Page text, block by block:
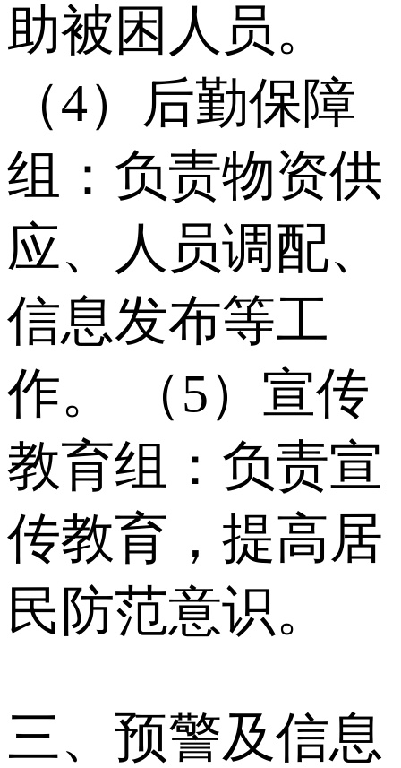
助被困人员。
（4）后勤保障
组：负责物资供
应、人员调配、
信息发布等工
作。 （5）宣传
教育组：负责宣
传教育，提高居
民防范意识。
三、预警及信息